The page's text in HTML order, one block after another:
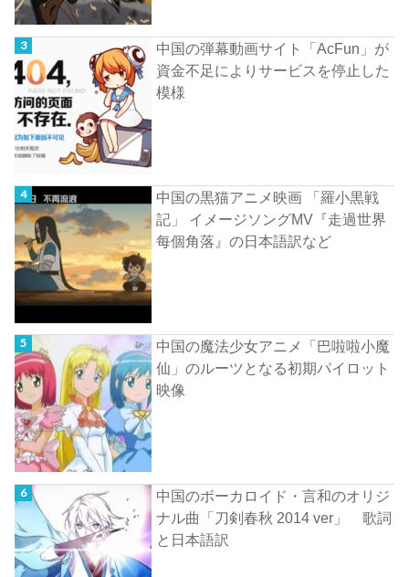
中国の弾幕動画サイト「AcFun」が
資金不足によりサービスを停止した
模様
中国の黒猫アニメ映画 「羅小黒戦
記」 イメージソングMV『走過世界
每個角落』の日本語訳など
中国の魔法少女アニメ「巴啦啦小魔
仙」のルーツとなる初期パイロット
映像
中国のボーカロイド・言和のオリジ
ナル曲「刀剣春秋 2014 ver」 歌詞
と日本語訳